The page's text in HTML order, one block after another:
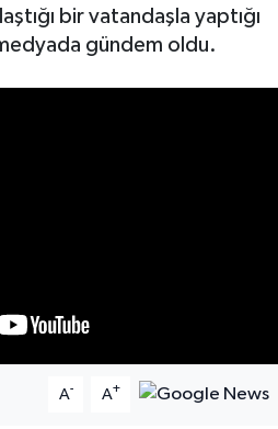
bir vatandaşla yaptığı
gündem oldu.
A- A+